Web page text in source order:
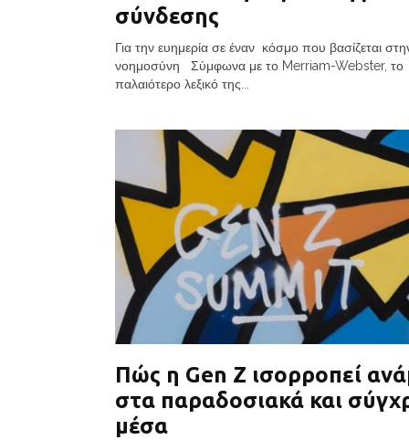
σύνδεσης
Για την ευημερία σε έναν κόσμο που βασίζεται
νοημοσύνη Σύμφωνα με το Merriam-Webster, το
παλαιότερο λεξικό της...
Πώς η Gen Z ισορροπεί
στα παραδοσιακά και
μέσα